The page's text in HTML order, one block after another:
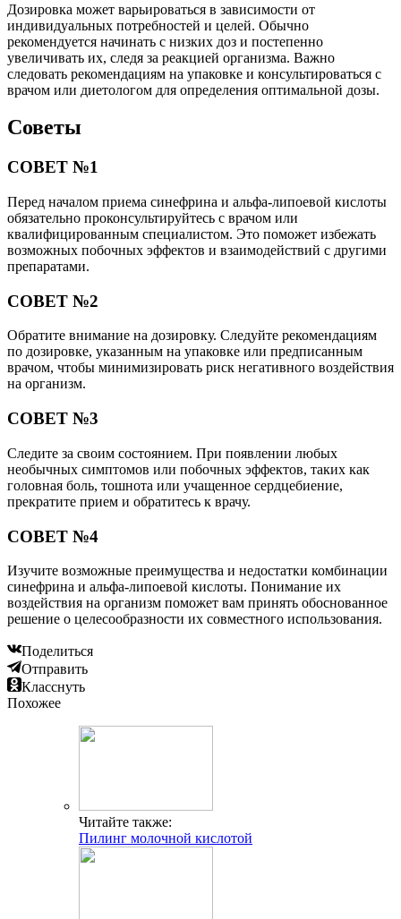
Дозировка может варьироваться в зависимости от
индивидуальных потребностей и целей. Обычно
рекомендуется начинать с низких доз и постепенно
увеличивать их, следя за реакцией организма. Важно
следовать рекомендациям на упаковке и консультироваться с
врачом или диетологом для определения оптимальной дозы.
Советы
СОВЕТ №1
Перед началом приема синефрина и альфа-липоевой кислоты
обязательно проконсультируйтесь с врачом или
квалифицированным специалистом. Это поможет избежать
возможных побочных эффектов и взаимодействий с другими
препаратами.
СОВЕТ №2
Обратите внимание на дозировку. Следуйте рекомендациям
по дозировке, указанным на упаковке или предписанным
врачом, чтобы минимизировать риск негативного воздействия
на организм.
СОВЕТ №3
Следите за своим состоянием. При появлении любых
необычных симптомов или побочных эффектов, таких как
головная боль, тошнота или учащенное сердцебиение,
прекратите прием и обратитесь к врачу.
СОВЕТ №4
Изучите возможные преимущества и недостатки комбинации
синефрина и альфа-липоевой кислоты. Понимание их
воздействия на организм поможет вам принять обоснованное
решение о целесообразности их совместного использования.
Поделиться
Отправить
Класснуть
Похожее
Читайте также:
Пилинг молочной кислотой